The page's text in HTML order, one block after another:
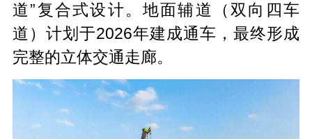
道”复合式设计。地面辅道（双向四车
道）计划于2026年建成通车，最终形成
完整的立体交通走廊。